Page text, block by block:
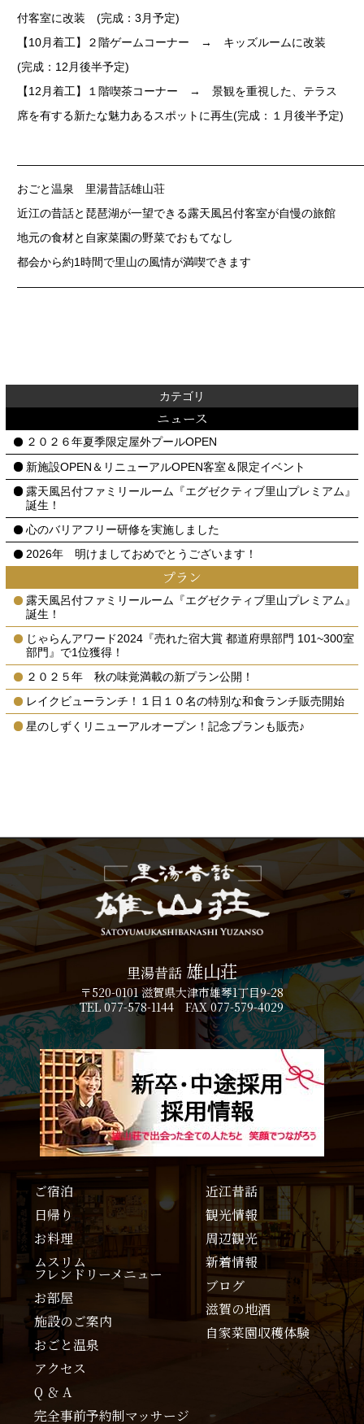
カテゴリ
ニュース
２０２６年夏季限定屋外プールOPEN
新施設OPEN＆リニューアルOPEN客室＆限定イベント
露天風呂付ファミリールーム『エグゼクティブ里山プレミアム』
誕生！
心のバリアフリー研修を実施しました
2026年 明けましておめでとうございます！
プラン
露天風呂付ファミリールーム『エグゼクティブ里山プレミアム』
誕生！
じゃらんアワード2024『売れた宿大賞 都道府県部門 101~300室
部門』で1位獲得！
２０２５年 秋の味覚満載の新プラン公開！
レイクビューランチ！１日１０名の特別な和食ランチ販売開始
星のしずくリニューアルオープン！記念プランも販売♪
付客室に改装 (完成：3月予定)
【10月着工】２階ゲームコーナー → キッズルームに改装
(完成：12月後半予定)
【12月着工】１階喫茶コーナー → 景観を重視した、テラス
席を有する新たな魅力あるスポットに再生(完成：１月後半予定)
おごと温泉 里湯昔話雄山荘
近江の昔話と琵琶湖が一望できる露天風呂付客室が自慢の旅館
地元の食材と自家菜園の野菜でおもてなし
都会から約1時間で里山の風情が満喫できます
里湯昔話雄山荘
〒520-0101 滋賀県大津市雄琴1丁目9-28
TEL 077-578-1144 FAX 077-579-4029
ご宿泊
日帰り
お料理
ムスリム
フレンドリーメニュー
お部屋
施設のご案内
おごと温泉
アクセス
近江昔話
観光情報
周辺観光
新着情報
ブログ
滋賀の地酒
自家菜園収穫体験
Q ＆ A
完全事前予約制マッサージ